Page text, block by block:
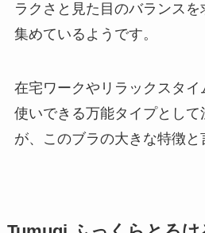
ラクさと見た目のバランス
集めているようです。
在宅ワークやリラックスタイ
使いできる万能タイプとし
が、このブラの大きな特徴と